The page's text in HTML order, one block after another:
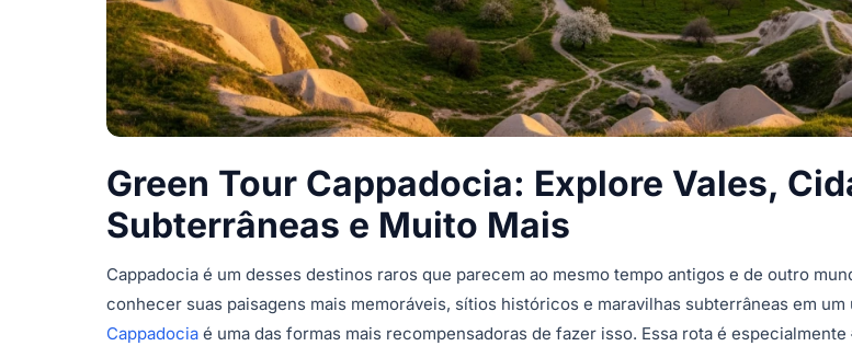
Green Tour Cappadocia: Explore Vales,
Subterrâneas e Muito Mais
Cappadocia é um desses destinos raros que parecem ao mesmo tempo antigos e de outro
conhecer suas paisagens mais memoráveis, sítios históricos e maravilhas subterrâneas em um
Cappadocia é uma das formas mais recompensadoras de fazer isso. Essa rota é especialmente